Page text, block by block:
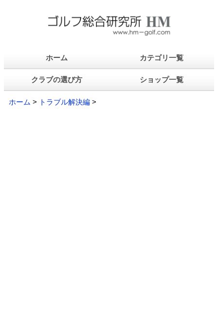
ホーム カテゴリ一覧
クラブの選び方 ショップ一覧
ホーム > トラブル解決編 >